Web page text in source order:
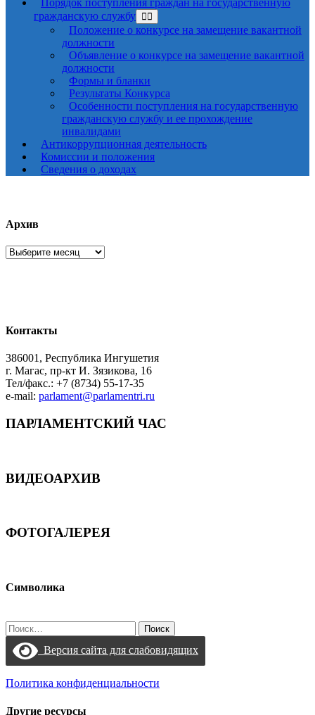
Порядок поступления граждан на государственную
гражданскую службу
Положение о конкурсе на замещение вакантной
должности
Объявление о конкурсе на замещение вакантной
должности
Формы и бланки
Результаты Конкурса
Особенности поступления на государственную
гражданскую службу и ее прохождение
инвалидами
Антикоррупционная деятельность
Комиссии и положения
Сведения о доходах
Архив
Архив
Контакты
386001, Республика Ингушетия
г. Магас, пр-кт И. Зязикова, 16
Тел/факс.: +7 (8734) 55-17-35
e-mail: parlament@parlamentri.ru
ПАРЛАМЕНТСКИЙ ЧАС
ВИДЕОАРХИВ
ФОТОГАЛЕРЕЯ
Символика
Найти:
Версия сайта для слабовидящих
Политика конфиденциальности
Другие ресурсы